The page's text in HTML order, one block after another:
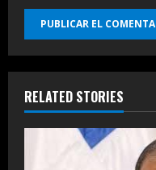
RELATED STORIES